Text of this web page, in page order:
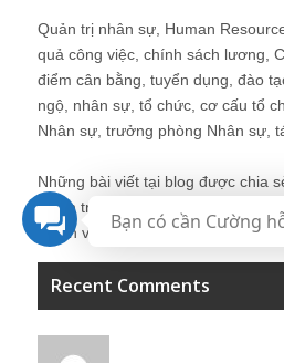
Quản trị nhân sự, Human
quả công việc, chính sách lương,
điểm cân bằng, tuyển dụng, đào
ngộ, nhân sự, tổ chức, cơ cấu tổ
Nhân sự, trưởng phòng Nhân sự,
Những bài viết tại blog được chia
Quản trị Nhân sự Nguyễn Hùng
thành viên khác trong cộng đồng
Recent Comments
Bạn có cần Cường